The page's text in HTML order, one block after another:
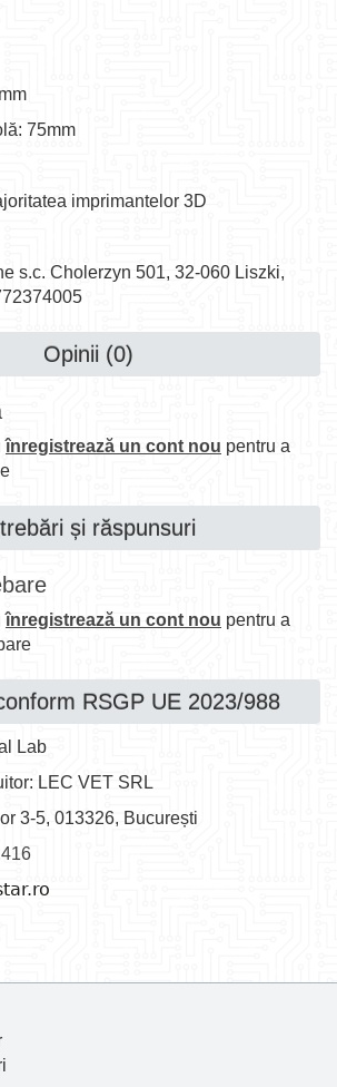
75mm
imprimantelor 3D
s.c. Cholerzyn 501, 32-060 Liszki,
Opinii (0)
înregistrează un cont nou pentru a
și răspunsuri
înregistrează un cont nou pentru a
RSGP UE 2023/988
Lab
LEC VET SRL
3-5, 013326, București